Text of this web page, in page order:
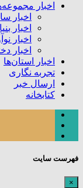
اخبار
اخبار
اخبار
اخبار
اخبار
اخبار استان‌ها
تجربه نگاری
ارسال خبر
کتابخانه
فهرست سایت
×